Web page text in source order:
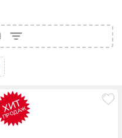
ХИТ
ПРОДАЖ